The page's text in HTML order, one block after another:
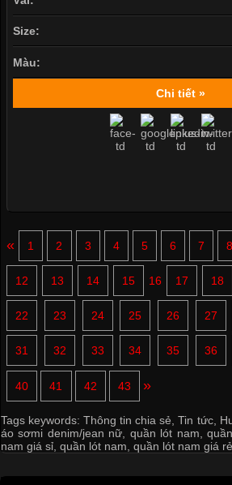
Size:
Màu:
Chi tiết »
« 1 2 3 4 5 6 7 8
12 13 14 15 16 17 18
22 23 24 25 26 27
31 32 33 34 35 36
40 41 42 43 »
Tags keywords:Thông tin chia sẻ ,Tin tức,
áo sơmi denim/jean nữ
quần lót nam ,
nam giá sỉ quần lót nam quần lót nam giá rẻ